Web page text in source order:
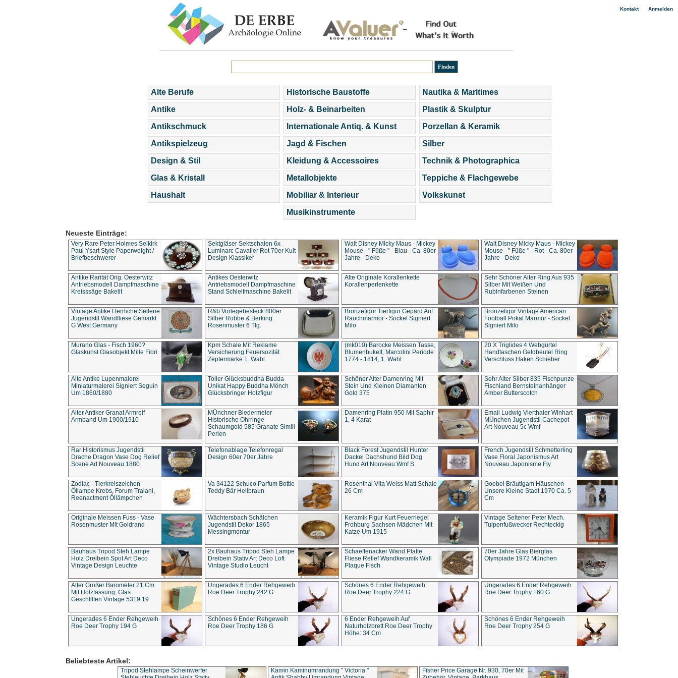
Kontakt| Anmelden
Alte Berufe
Antike
Antikschmuck
Antikspielzeug
Design & Stil
Glas & Kristall
Haushalt
Historische Baustoffe
Holz- & Beinarbeiten
Internationale Antiq. & Kunst
Jagd & Fischen
Kleidung & Accessoires
Metallobjekte
Mobiliar & Interieur
Musikinstrumente
Nautika & Maritimes
Plastik & Skulptur
Porzellan & Keramik
Silber
Technik & Photographica
Teppiche & Flachgewebe
Volkskunst
Neueste Einträge:
Very Rare Peter Holmes Selkirk
Paul Ysart Style Paperweight /
Briefbeschwerer
Sektgläser Sektschalen 6x
Luminarc Cavalier Rot 70er Kult
Design Klassiker
Walt Disney Micky Maus - Mickey
Mouse - " Füße " - Blau - Ca. 80er
Jahre - Deko
Walt Disney Micky Maus - Mickey
Mouse - " Füße " - Rot - Ca. 80er
Jahre - Deko
Antike Rarität Orig. Oesterwitz
Antriebsmodell Dampfmaschine
Kreisssäge Bakelit
Antikes Oesterwitz
Antriebsmodell Dampfmaschine
Stand Schleifmaschine Bakelit
Alte Originale Korallenkette
Korallenperlenkette
Sehr Schöner Alter Ring Aus 935
Silber Mit Weißen Und
Rubinfarbenen Steinen
Vintage Antike Herrliche Seltene
Jugendstil Wandfliese Gemarkt
G West Germany
R&b Vorlegebesteck 800er
Silber Robbe & Berking
Rosenmuster 6 Tlg.
Bronzefigur Tierfigur Gepard Auf
Rauchmarmor - Sockel Signiert
Milo
Bronzefigur Vintage American
Football Pokal Marmor - Sockel
Signiert Milo
Murano Glas - Fisch 1960?
Glaskunst Glasobjekt Mille Fiori
Kpm Schale Mit Reklame
Versicherung Feuersozität
Zeptermarke 1. Wahl
(mk010) Barocke Meissen Tasse,
Blumenbukett, Marcolini Periode
1774 - 1814, 1. Wahl
20 X Triglides 4 Webgürtel
Handtaschen Geldbeutel Ring
Verschluss Haken Schieber
Alte Antike Lupenmalerei
Miniaturmalerei Signiert Seguin
Um 1860/1880
Toller Glücksbuddha Budda
Unikat Happy Buddha Mönch
Glücksbringer Holzfigur
Schöner Alter Damenring Mit
Stein Und Kleinen Diamanten
Gold 375
Sehr Alter Silber 835 Fischpunze
Fischland Bernsteinanhänger
Amber Butterscotch
Alter Antiker Granat Armreif
Armband Um 1900/1910
MÜnchner Biedermeier
Historische Ohrringe
Schaumgold 585 Granate Simili
Perlen
Damenring Platin 950 Mit Saphir
1, 4 Karat
Email Ludwig Vierthaler Winhart
MÜnchen Jugendstil Cachepot
Art Nouveau 5c Wmf
Rar Historismus Jugendstil
Drache Dragon Vase Dog Relief
Scene Art Nouveau 1880
Telefonablage Telefonregal
Design 60er 70er Jahre
Black Forest Jugendstil Hunter
Dackel Dachshund Bild Dog
Hund Art Nouveau Wmf S
French Jugendstil Schmetterling
Vase Floral Japonismus Art
Nouveau Japonisme Fly
Zodiac - Tierkreiszeichen
Öllampe Krebs, Forum Traiani,
Reenactment Öllämpchen
Va 34122 Schuco Parfum Bottle
Teddy Bär Hellbraun
Rosenthal Vita Weiss Matt Schale
26 Cm
Goebel Bräutigam Häuschen
Unsere Kleine Stadt 1970 Ca. 5
Cm
Originale Meissen Fuss - Vase
Rosenmuster Mit Goldrand
Wächtersbach Schälchen
Jugendstil Dekor 1865
Messingmontur
Keramik Figur Kurt Feuerriegel
Frohburg Sachsen Mädchen Mit
Katze Um 1915
Vintage Seltener Peter Mech.
Tulpenfußwecker Rechteckig
Bauhaus Tripod Steh Lampe
Holz Dreibein Spot Art Deco
Vintage Design Leuchte
2x Bauhaus Tripod Steh Lampe
Dreibein Stativ Art Deco Loft
Vintage Studio Leucht
Schaeffenacker Wand Platte
Fliese Relief Wandkeramik Wall
Plaque Fisch
70er Jahre Glas Bierglas
Olympiade 1972 München
Alter Großer Barometer 21 Cm
Mit Holzfassung, Glas
Geschliffen Vintage 5319 19
Ungerades 6 Ender Rehgeweih
Roe Deer Trophy 242 G
Schönes 6 Ender Rehgeweih
Roe Deer Trophy 224 G
Ungerades 6 Ender Rehgeweih
Roe Deer Trophy 160 G
Ungerades 6 Ender Rehgeweih
Roe Deer Trophy 194 G
Schönes 6 Ender Rehgeweih
Roe Deer Trophy 186 G
6 Ender Rehgeweih Auf
Naturholzbrett Roe Deer Trophy
Höhe: 34 Cm
Schönes 6 Ender Rehgeweih
Roe Deer Trophy 254 G
Beliebteste Artikel:
Tripod Stehlampe Scheinwerfer
Kamin Kaminumrandung " Victoria "
Fisher Price Garage Nr. 930, 70er Mit